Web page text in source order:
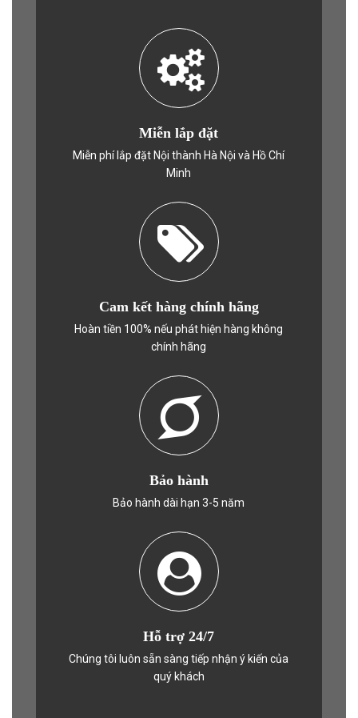
Miễn lắp đặt
Miễn phí lắp đặt Nội thành Hà Nội và Hồ Chí
Minh
Cam kết hàng chính hãng
Hoàn tiền 100% nếu phát hiện hàng không
chính hãng
Bảo hành
Bảo hành dài hạn 3-5 năm
Hỗ trợ 24/7
Chúng tôi luôn sẵn sàng tiếp nhận ý kiến của
quý khách